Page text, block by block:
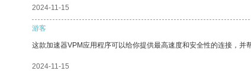
2024-11-15
游客
这款加速器VPM应用程序可以给你提供最高速度和安全性的连接，并
2024-11-15